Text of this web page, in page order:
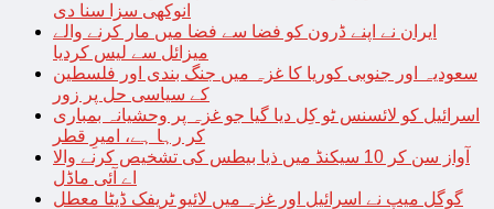
انوکھی سزا سنا دی
ایران نے اپنے ڈرون کو فضا سے فضا میں مار کرنے والے
میزائل سے لیس کردیا
سعودیہ اور جنوبی کوریا کا غزہ میں جنگ بندی اور فلسطین
کے سیاسی حل پر زور
اسرائیل کو لائسنس ٹو کِل دیا گیا جو غزہ پر وحشیانہ بمباری
کر رہا ہے، امیرِ قطر
آواز سن کر 10 سیکنڈ میں ذیا بیطس کی تشخیص کرنے والا
اے آئی ماڈل
گوگل میپ نے اسرائیل اور غزہ میں لائیو ٹریفک ڈیٹا معطل